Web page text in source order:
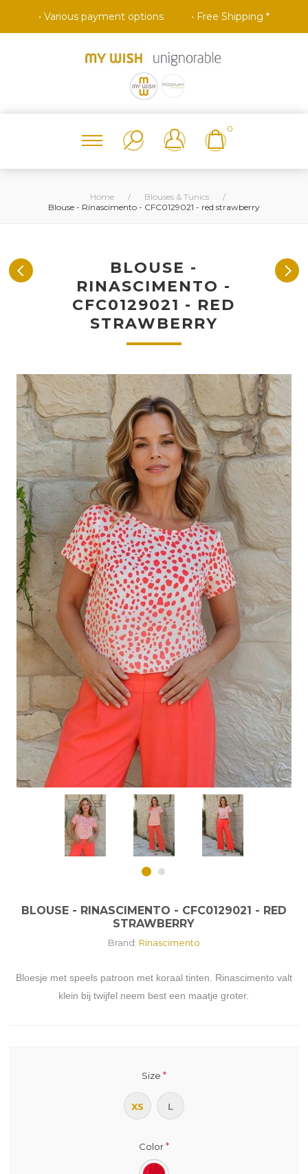
• Various payment options • Free Shipping *
0
Home / Blouses & Tunics
/
Blouse - Rinascimento - CFC0129021 - red strawberry
BLOUSE -
RINASCIMENTO -
CFC0129021 - RED
STRAWBERRY
BLOUSE - RINASCIMENTO - CFC0129021 - RED
STRAWBERRY
Brand: Rinascimento
Bloesje met speels patroon met koraal tinten. Rinascimento valt
klein bij twijfel neem best een maatje groter.
Size *
XS L
Color*